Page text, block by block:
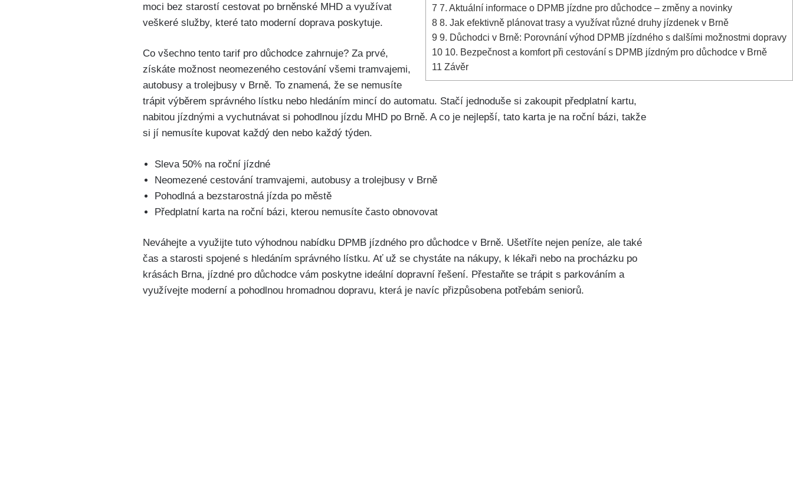
7 7. ‍Aktuální informace ⁣o⁢ DPMB jízdne pro důchodce – změny a ⁣novinky
8 8.​ Jak efektivně plánovat⁤ trasy a využívat různé‌ druhy jízdenek⁤ v Brně
9 9. Důchodci v⁤ Brně:⁤ Porovnání výhod‍ DPMB​ jízdného s dalšími možnostmi​ dopravy
10 10. Bezpečnost a komfort ⁢při cestování s DPMB jízdným pro⁤ důchodce v Brně
11 Závěr
moci bez starostí cestovat po brněnské ⁤MHD a⁢ využívat
veškeré​ služby, které tato moderní ⁢doprava poskytuje.
Co‌ všechno tento‌ tarif ‍pro ​důchodce ‍zahrnuje?⁣ Za⁢ prvé,⁢
získáte ⁣možnost ⁣neomezeného‌ cestování všemi tramvajemi,
⁤autobusy a trolejbusy v ‍Brně.⁢ To‍ znamená, že ⁤se nemusíte
trápit ‌výběrem správného lístku nebo ‌hledáním mincí do automatu. Stačí jednoduše si zakoupit předplatní ⁤kartu,
‌nabitou jízdnými a⁣ vychutnávat si ⁣pohodlnou jízdu MHD po ​Brně. A ‍co⁣ je nejlepší, tato karta je na​ roční⁤ bázi, ⁤takže
si jí nemusíte kupovat každý den nebo každý týden.
Sleva 50% na roční jízdné
Neomezené cestování tramvajemi, autobusy ​a trolejbusy‌ v ⁣Brně
Pohodlná a bezstarostná jízda po ⁤městě
Předplatní karta⁤ na ‌roční bázi,⁢ kterou​ nemusíte často​ obnovovat
Neváhejte ‍a využijte ⁣tuto výhodnou nabídku DPMB jízdného pro⁣ důchodce v Brně. Ušetříte ​nejen peníze, ale také⁢
čas⁢ a starosti ⁤spojené s​ hledáním správného lístku.⁤ Ať už​ se ⁢chystáte na nákupy, ‌k lékaři nebo na ⁣procházku po
krásách ‌Brna, jízdné pro​ důchodce vám ⁢poskytne ⁢ideální dopravní řešení. ⁢Přestaňte ⁢se trápit s‍ parkováním a
využívejte moderní a ​pohodlnou ​hromadnou‍ dopravu, ​která je navíc přizpůsobena potřebám​ seniorů.